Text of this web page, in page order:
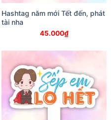
Hashtag năm mới Tết đến, phát
tài nha
45.000₫